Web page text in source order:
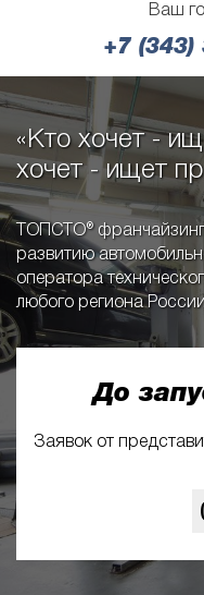
Ваш
+7 (343)
«Кто хочет -
хочет - ищет
ТОПСТО®
развитию
оператора
любого региона
До
Заявок от